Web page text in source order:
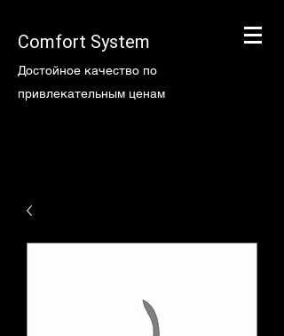
Comfort System
Достойное качество по
привлекательным ценам